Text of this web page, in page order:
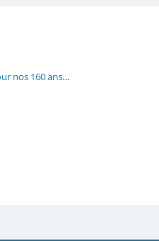
nos 160 ans…